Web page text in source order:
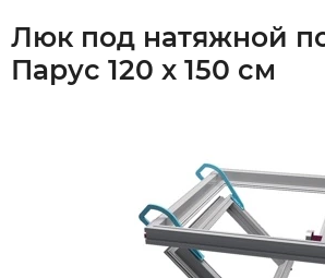
Люк под натяжной
Парус 120 x 150 см